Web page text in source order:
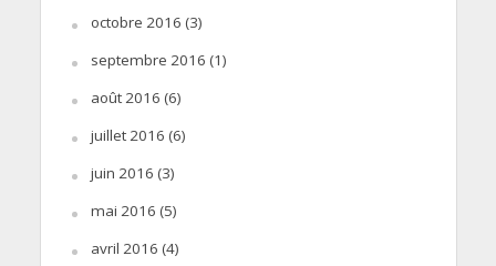
octobre 2016 (3)
septembre 2016 (1)
août 2016 (6)
juillet 2016 (6)
juin 2016 (3)
mai 2016 (5)
avril 2016 (4)